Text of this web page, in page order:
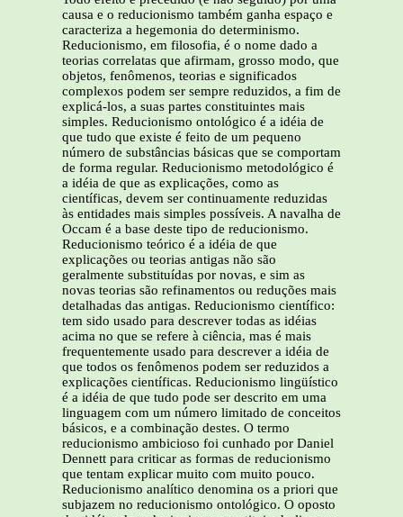
causa e o reducionismo também ganha espaço e
caracteriza a hegemonia do determinismo.
Reducionismo, em filosofia, é o nome dado a
teorias correlatas que afirmam, grosso modo, que
objetos, fenômenos, teorias e significados
complexos podem ser sempre reduzidos, a fim de
explicá-los, a suas partes constituintes mais
simples. Reducionismo ontológico é a idéia de
que tudo que existe é feito de um pequeno
número de substâncias básicas que se comportam
de forma regular. Reducionismo metodológico é
a idéia de que as explicações, como as
científicas, devem ser continuamente reduzidas
às entidades mais simples possíveis. A navalha de
Occam é a base deste tipo de reducionismo.
Reducionismo teórico é a idéia de que
explicações ou teorias antigas não são
geralmente substituídas por novas, e sim as
novas teorias são refinamentos ou reduções mais
detalhadas das antigas. Reducionismo científico:
tem sido usado para descrever todas as idéias
acima no que se refere à ciência, mas é mais
frequentemente usado para descrever a idéia de
que todos os fenômenos podem ser reduzidos a
explicações científicas. Reducionismo lingüístico
é a idéia de que tudo pode ser descrito em uma
linguagem com um número limitado de conceitos
básicos, e a combinação destes. O termo
reducionismo ambicioso foi cunhado por Daniel
Dennett para criticar as formas de reducionismo
que tentam explicar muito com muito pouco.
Reducionismo analítico denomina os a priori que
subjazem no reducionismo ontológico. O oposto